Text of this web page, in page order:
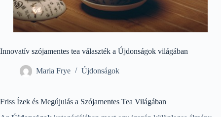
Innovatív szójamentes tea választék a Újdonságok világában
Maria Frye Újdonságok
Friss Ízek és Megújulás a Szójamentes Tea Világában